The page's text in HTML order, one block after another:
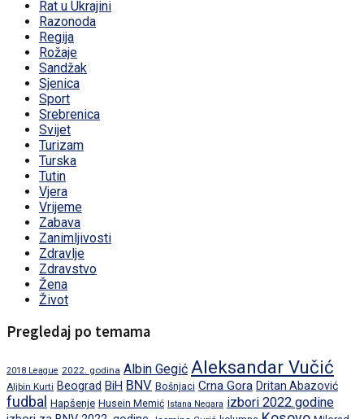
Rat u Ukrajini
Razonoda
Regija
Rožaje
Sandžak
Sjenica
Sport
Srebrenica
Svijet
Turizam
Turska
Tutin
Vjera
Vrijeme
Zabava
Zanimljivosti
Zdravlje
Zdravstvo
Žena
Život
Pregledaj po temama
2018 League 2022. godina Albin Gegić Aleksandar Vučić
Aljbin Kurti Beograd BiH BNV Bošnjaci Crna Gora Dritan Abazović
fudbal Hapšenje Husein Memić Istana Negara izbori 2022.godine